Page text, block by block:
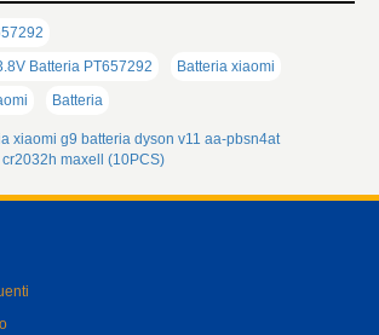
Batteria PT657292
Batteria xiaomi
Batteria
xiaomi g9 batteria dyson v11 aa-pbsn4at
cr2032h maxell (10PCS)